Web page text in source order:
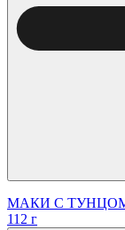
МАКИ С
112 г